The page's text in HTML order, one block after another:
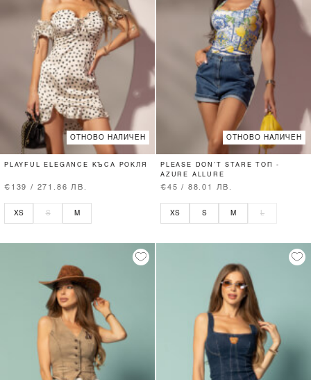
ОТНОВО НАЛИЧЕН
PLAYFUL ELEGANCE КЪСА РОКЛЯ
€139 / 271.86 ЛВ.
XS S M
ОТНОВО НАЛИЧЕН
PLEASE DON’T STARE ТОП -
AZURE ALLURE
€45 / 88.01 ЛВ.
XS S M L